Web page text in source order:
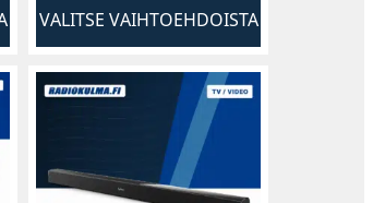
VALITSE VAIHTOEHDOISTA